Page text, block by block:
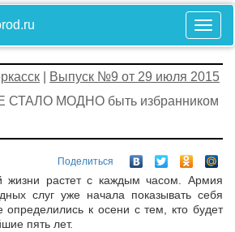
Выпуск №9 от 29 июля 2015
СТАЛО МОДНО быть избранником
Поделиться
жизни растет с каждым часом. Армия
слуг уже начала показывать себя
определились к осени с тем, кто будет
пять лет.